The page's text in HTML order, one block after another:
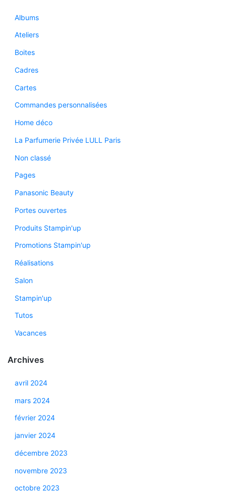
Albums
Ateliers
Boites
Cadres
Cartes
Commandes personnalisées
Home déco
La Parfumerie Privée LULL Paris
Non classé
Pages
Panasonic Beauty
Portes ouvertes
Produits Stampin'up
Promotions Stampin'up
Réalisations
Salon
Stampin'up
Tutos
Vacances
Archives
avril 2024
mars 2024
février 2024
janvier 2024
décembre 2023
novembre 2023
octobre 2023